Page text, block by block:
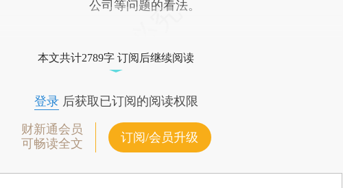
公司等问题的看法。
本文共计2789字 订阅后继续阅读
登录后获取已订阅的阅读权限
财新通会员
可畅读全文
订阅/会员升级